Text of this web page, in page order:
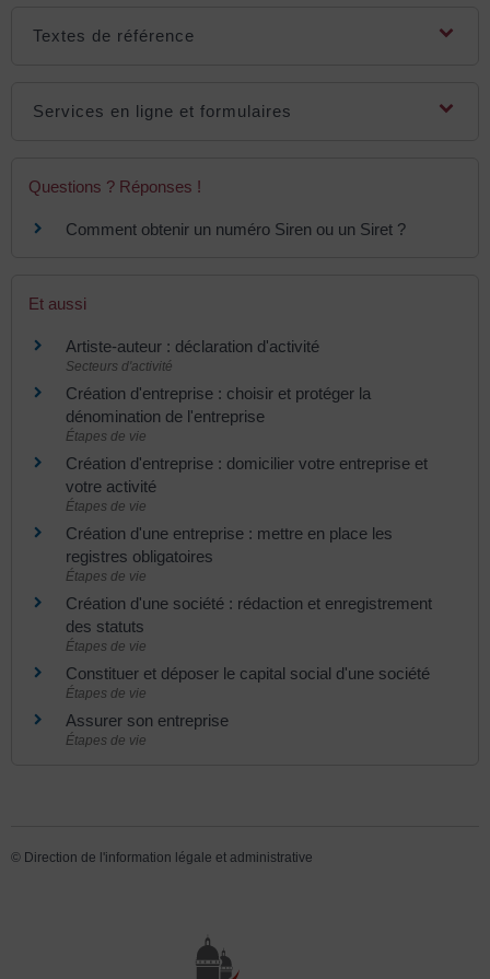
Textes de référence
Services en ligne et formulaires
Questions ? Réponses !
Comment obtenir un numéro Siren ou un Siret ?
Et aussi
Artiste-auteur : déclaration d'activité
Secteurs d'activité
Création d'entreprise : choisir et protéger la
dénomination de l'entreprise
Étapes de vie
Création d'entreprise : domicilier votre entreprise et
votre activité
Étapes de vie
Création d'une entreprise : mettre en place les
registres obligatoires
Étapes de vie
Création d'une société : rédaction et enregistrement
des statuts
Étapes de vie
Constituer et déposer le capital social d'une société
Étapes de vie
Assurer son entreprise
Étapes de vie
© Direction de l'information légale et administrative